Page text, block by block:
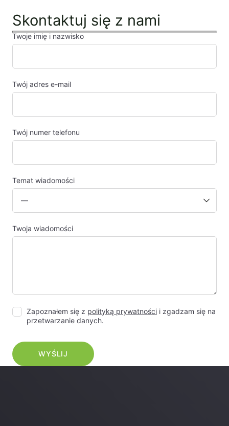
Skontaktuj się z nami
Twoje imię i nazwisko
Twój adres e-mail
Twój numer telefonu
Temat wiadomości
Twoja wiadomości
Zapoznałem się z polityką prywatności i zgadzam się na
przetwarzanie danych.